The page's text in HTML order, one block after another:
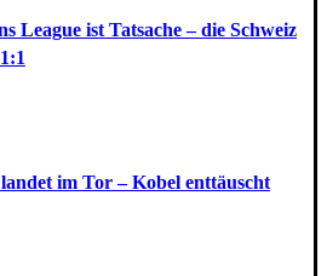
League ist Tatsache – die Schweiz
im Tor – Kobel enttäuscht